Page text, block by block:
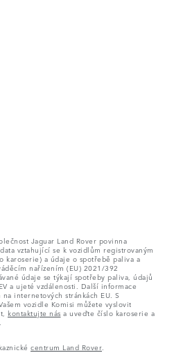
Jaguar Land Rover povinna
vztahující se k vozidlům registrovaným
karoserie) a údaje o spotřebě paliva a
nařízením (EU) 2021/392
údaje se týkají spotřeby paliva, údajů
a ujeté vzdálenosti. Další informace
internetových stránkách EU. S
vozidle Komisi můžete vyslovit
kontaktujte nás a uveďte číslo karoserie a
centrum Land Rover